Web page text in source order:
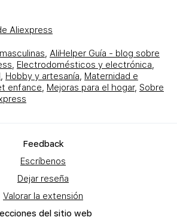
Aliexpress
, AliHelper Guía - blog sobre
, Electrodomésticos y electrónica,
, Hobby y artesanía, Maternidad e
enfance, Mejoras para el hogar, Sobre
Feеdback
Escríbenos
Dejar reseña
Valorar la extensión
del sitio web